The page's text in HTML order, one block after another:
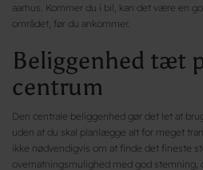
aarhus. Kommer du i bil, kan det være en
området, før du ankommer.
Beliggenhed tæt
centrum
Den centrale beliggenhed gør det let at
uden at du skal planlægge alt for meget
ikke nødvendigvis om at finde det fineste
overnatningsmulighed med god stemning,